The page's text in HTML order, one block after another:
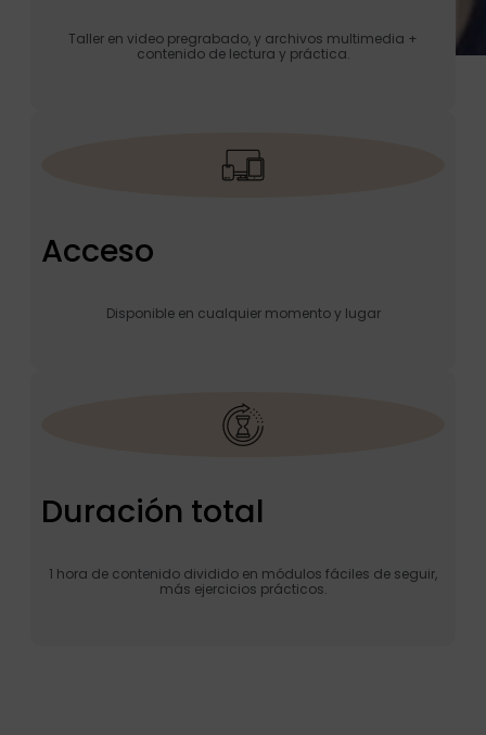
Taller en video pregrabado, y archivos multimedia +
contenido de lectura y práctica.
Acceso
Disponible en cualquier momento y lugar
Duración total
1 hora de contenido dividido en módulos fáciles de seguir,
más ejercicios prácticos.